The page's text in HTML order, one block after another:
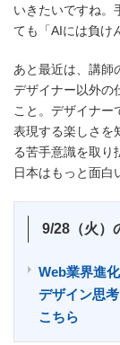
いきたいですね。
ても「AIには負け
あと最近は、講師
デザイナー以外の
こと。デザイナー
表現する楽しさを
る苦手意識を取り
日本はもっと面白
9/28（火）
Web業界進
デザイン思
こちら